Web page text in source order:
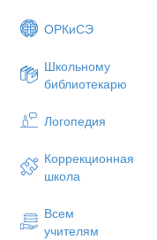
ОРКиСЭ
Школьному
библиотекарю
Логопедия
Коррекционная
школа
Всем
учителям